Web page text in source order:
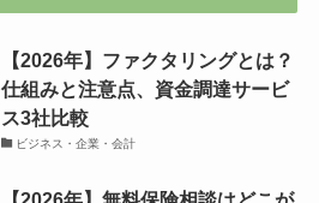
【2026年】ファクタリングとは？
仕組みと注意点、資金調達サービ
ス3社比較
ビジネス・企業・会計